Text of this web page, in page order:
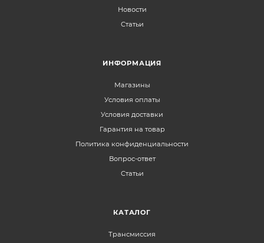
Новости
Статьи
ИНФОРМАЦИЯ
Магазины
Условия оплаты
Условия доставки
Гарантия на товар
Политика конфиденциальности
Вопрос-ответ
Статьи
КАТАЛОГ
Трансмиссия